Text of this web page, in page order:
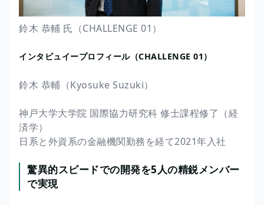
鈴木 恭輔 氏（CHALLENGE 01）
インタビュイープロフィール（CHALLENGE 01）
鈴木 恭輔（Kyosuke Suzuki）
神戸大学大学院 国際協力研究科 修士課程修了（経
済学）
日系と外資系の金融機関勤務を経て2021年入社
驚異的スピードでの開発を5人の精鋭メンバー
で実現